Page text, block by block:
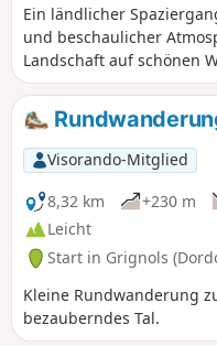
Ein ländlicher
und beschaulicher
Landschaft auf schönen
angenehm zu entdecken.
Visorando-Mitglied
8,32 km
+230 m
Leicht
Start in Grignols
Kleine Rundwanderung
bezauberndes Tal.